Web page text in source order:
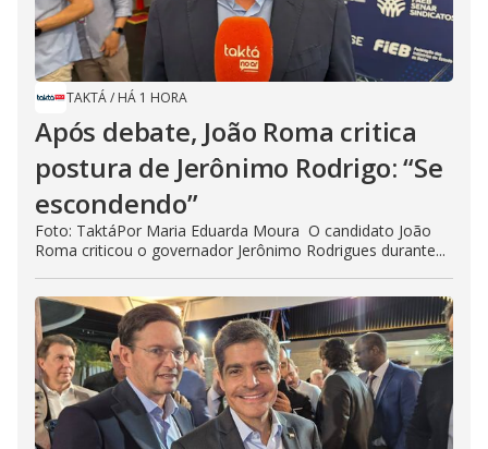
TAKTÁ/ HÁ 1 HORA
Após debate, João Roma critica
postura de Jerônimo Rodrigo: “Se
escondendo”
Foto: TaktáPor Maria Eduarda Moura O candidato João
Roma criticou o governador Jerônimo Rodrigues durante...